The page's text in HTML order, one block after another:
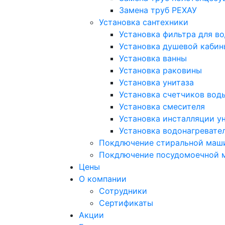
Замена труб РЕХАУ
Установка сантехники
Установка фильтра для
Установка душевой
Установка ванны
Установка раковины
Установка унитаза
Установка счетчиков
Установка смесителя
Установка инсталляции
Установка
Покдлючение стиральной
Покдлючение посудомоечной
Цены
О компании
Сотрудники
Сертификаты
Акции